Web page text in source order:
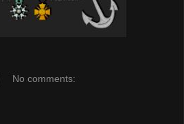
No comments: